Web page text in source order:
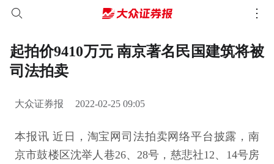
起拍价9410万元 南京著名民国建筑将被
司法拍卖
大众证券报 2022-02-25 09:05
本报讯 近日，淘宝网司法拍卖网络平台披露，南
京市鼓楼区沈举人巷26、28号，慈悲社12、14号房